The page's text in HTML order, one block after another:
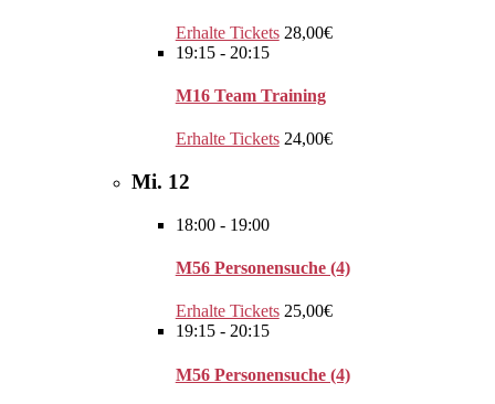
Erhalte Tickets 28,00€
19:15- 20:15
M16 Team Training
Erhalte Tickets 24,00€
Mi. 12
18:00- 19:00
M56 Personensuche (4)
Erhalte Tickets 25,00€
19:15- 20:15
M56 Personensuche (4)